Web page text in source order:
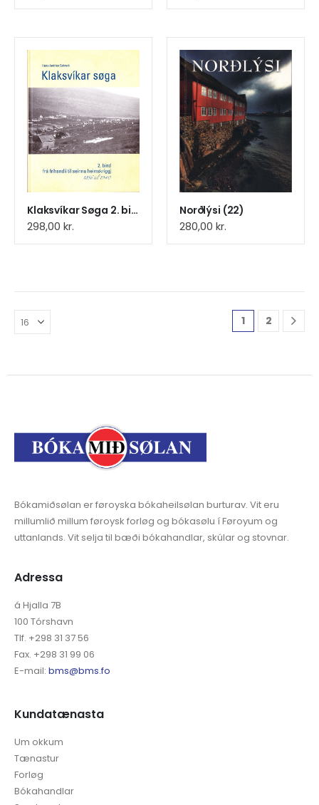
Klaksvíkar Søga 2. bind (8)
298,00 kr.
Norðlýsi (22)
280,00 kr.
1 2
Bókamiðsølan er føroyska bókaheilsølan burturav. Vit eru
millumlið millum føroysk forløg og bókasølu í Føroyum og
uttanlands. Vit selja til bæði bókahandlar, skúlar og stovnar.
Adressa
á Hjalla 7B
100 Tórshavn
Tlf. +298 31 37 56
Fax. +298 31 99 06
E-mail: bms@bms.fo
Kundatænasta
Um okkum
Tænastur
Forløg
Bókahandlar